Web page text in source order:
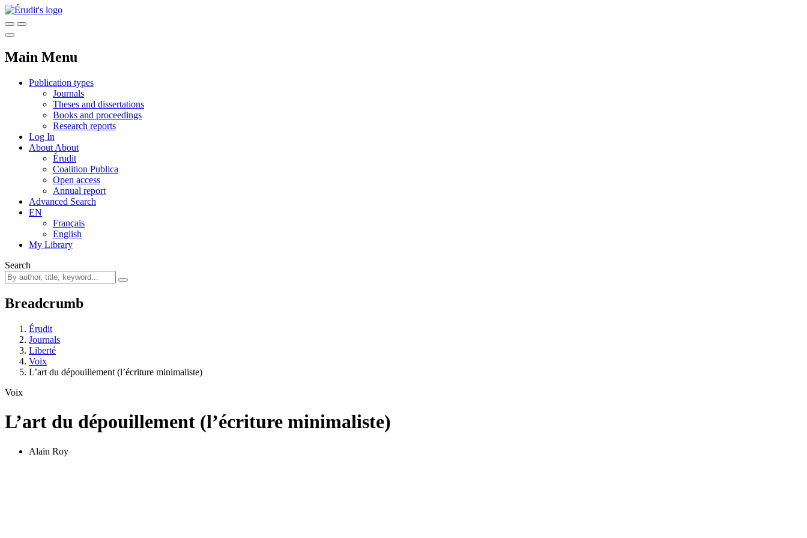
Main Menu
Publication types
Journals
Theses and dissertations
Books and proceedings
Research reports
Log In
About About
Érudit
Coalition Publica
Open access
Annual report
Advanced Search
EN
Français
English
My Library
Search
Breadcrumb
Érudit
Journals
Liberté
Voix
L’art du dépouillement (l’écriture minimaliste)
Voix
L’art du dépouillement (l’écriture minimaliste)
Alain Roy